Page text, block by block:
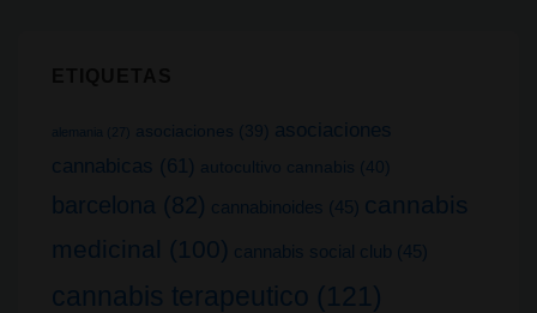
alemania (27) asociaciones (39)
asociaciones
cannabicas (61) autocultivo cannabis (40)
barcelona (82) cannabinoides (45) cannabis
medicinal (100) cannabis social club (45)
cannabis terapeutico (121)